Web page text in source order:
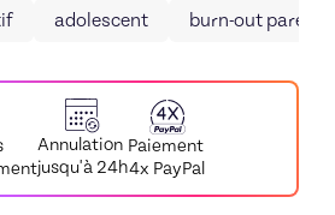
adolescent burn-out
Annulation
jusqu'à 24h
Paiement
4x PayPal